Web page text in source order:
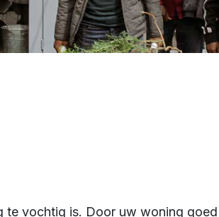
te vochtig is. Door uw woning goed